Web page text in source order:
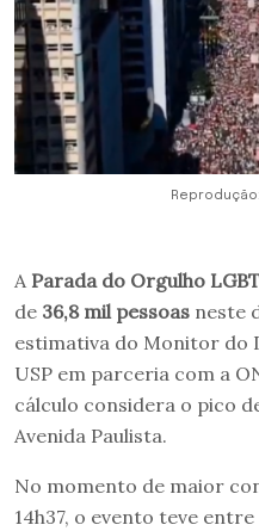
A Parada do Orgulho
de 36,8 mil pessoas neste
estimativa do Monitor do
USP em parceria com a
cálculo considera o pico
Avenida Paulista.
No momento de maior
14h37, o evento teve entre